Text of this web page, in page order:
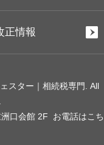
正情報
スター｜相続税専門. All
口会館 2F お電話はこち